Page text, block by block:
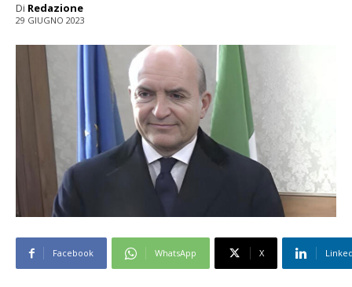
Di Redazione
29 GIUGNO 2023
Facebook WhatsApp X